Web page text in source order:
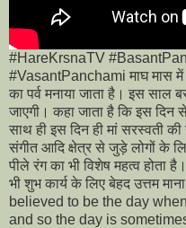
#HareKrsnaTV
#VasantPanchami माघ मास में
का पर्व मनाया जाता है। इस साल
जाएगी। कहा जाता है कि इस
साथ ही इस दिन ही मां सरस्वती
संगीत आदि क्षेत्र से जुड़े लोगों के
पीले रंग का भी विशेष महत्व होता
भी शुभ कार्य के लिए बेहद उत्तम
believed to be the day
and so the day is